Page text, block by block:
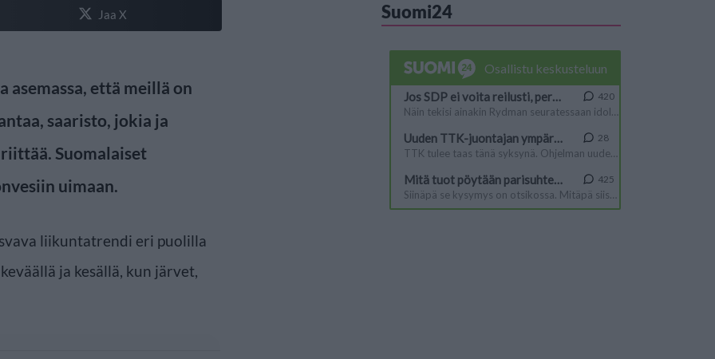
Jaa X
asemassa, että meillä on
saaristo, jokia ja
Suomalaiset
uimaan.
liikuntatrendi eri puolilla
ja kesällä, kun järvet,
Suomi24